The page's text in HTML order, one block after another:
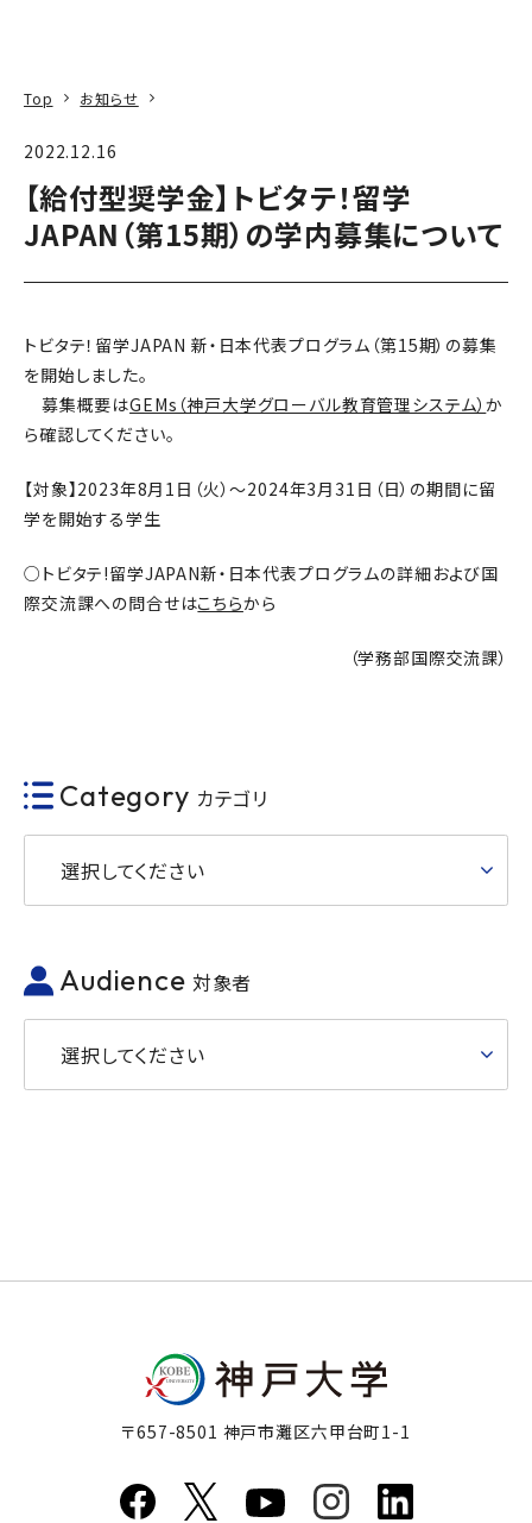
Top お知らせ
2022.12.16
【給付型奨学金】トビタテ！留学
JAPAN（第15期）の学内募集について
トビタテ！留学JAPAN 新・日本代表プログラム（第15期）の募集
を開始しました。
募集概要はGEMs（神戸大学グローバル教育管理システム）か
ら確認してください。
【対象】2023年8月1日（火）～2024年3月31日（日）の期間に留
学を開始する学生
○トビタテ!留学JAPAN新・日本代表プログラムの詳細および国
際交流課への問合せはこちらから
（学務部国際交流課）
Category カテゴリ
選択してください
Audience 対象者
選択してください
〒657-8501 神戸市灘区六甲台町1-1